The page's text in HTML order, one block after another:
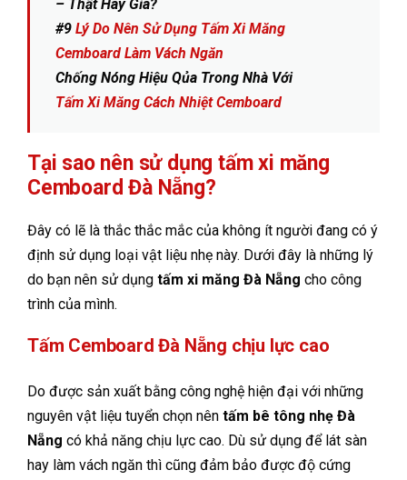
– Thật Hay Gỉa?
#9 Lý Do Nên Sử Dụng Tấm Xi Măng
Cemboard Làm Vách Ngăn
Chống Nóng Hiệu Qủa Trong Nhà Với
Tấm Xi Măng Cách Nhiệt Cemboard
Tại sao nên sử dụng tấm xi măng
Cemboard Đà Nẵng?
Đây có lẽ là thắc thắc mắc của không ít người đang có ý
định sử dụng loại vật liệu nhẹ này. Dưới đây là những lý
do bạn nên sử dụng tấm xi măng Đà Nẵng cho công
trình của mình.
Tấm Cemboard Đà Nẵng chịu lực cao
Do được sản xuất bằng công nghệ hiện đại với những
nguyên vật liệu tuyển chọn nên tấm bê tông nhẹ Đà
Nẵng có khả năng chịu lực cao. Dù sử dụng để lát sàn
hay làm vách ngăn thì cũng đảm bảo được độ cứng